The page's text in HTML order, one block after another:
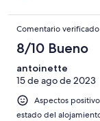
Comentario verificado
8/10 Bueno
antoinette
15 de ago de 2023
Aspectos
estado del